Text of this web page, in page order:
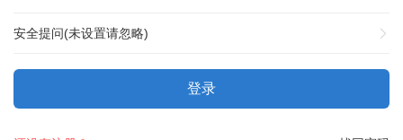
安全提问(未设置请忽略)
登录